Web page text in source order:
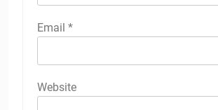
Email *
Website